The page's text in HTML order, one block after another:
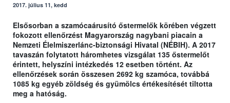
2017. július 11, kedd
Elsősorban a szamócaárusító őstermelők körében végzett
fokozott ellenőrzést Magyarország nagybani piacain a
Nemzeti Élelmiszerlánc-biztonsági Hivatal (NÉBIH). A 2017
tavaszán folytatott háromhetes vizsgálat 135 őstermelőt
érintett, helyszíni intézkedés 12 esetben történt. Az
ellenőrzések során összesen 2692 kg szamóca, továbbá
1085 kg egyéb zöldség és gyümölcs értékesítését tiltotta
meg a hatóság.